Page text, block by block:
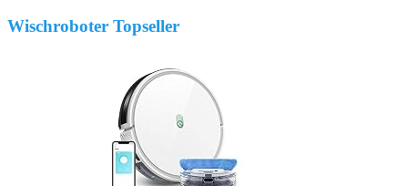
Wischroboter Topseller